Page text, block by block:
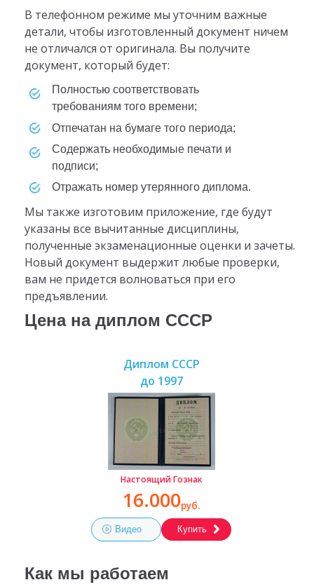
В телефонном режиме мы уточним важные
детали, чтобы изготовленный документ ничем
не отличался от оригинала. Вы получите
документ, который будет:
Полностью соответствовать
требованиям того времени;
Отпечатан на бумаге того периода;
Содержать необходимые печати и
подписи;
Отражать номер утерянного диплома.
Мы также изготовим приложение, где будут
указаны все вычитанные дисциплины,
полученные экзаменационные оценки и зачеты.
Новый документ выдержит любые проверки,
вам не придется волноваться при его
предъявлении.
Цена на диплом СССР
Диплом СССР
до 1997
Настоящий Гознак
16.000руб.
Видео Купить
Как мы работаем